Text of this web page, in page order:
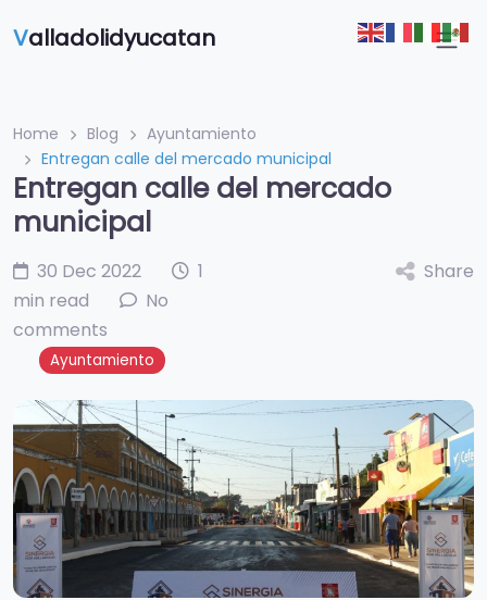
Valladolidyucatan
Home Blog
Ayuntamiento
Entregan calle del mercado municipal
Entregan calle del mercado
municipal
30 Dec 2022
1
min read
No
comments
Ayuntamiento
Share